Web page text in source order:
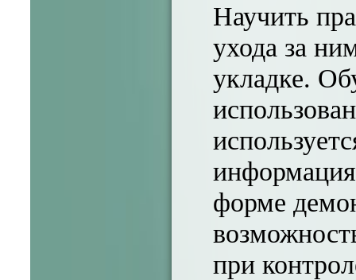
Научить
ухода за
укладке.
информация
форме
при